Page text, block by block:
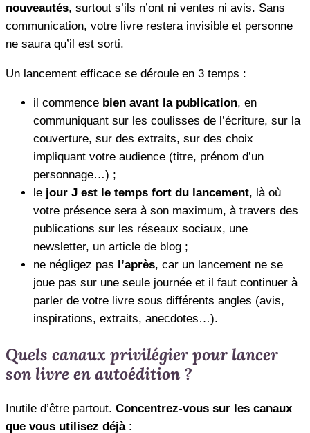
nouveautés, surtout s’ils n’ont ni ventes ni avis. Sans
communication, votre livre restera invisible et personne
ne saura qu’il est sorti.
Un lancement efficace se déroule en 3 temps :
il commence bien avant la publication, en
communiquant sur les coulisses de l’écriture, sur la
couverture, sur des extraits, sur des choix
impliquant votre audience (titre, prénom d’un
personnage…) ;
le jour J est le temps fort du lancement, là où
votre présence sera à son maximum, à travers des
publications sur les réseaux sociaux, une
newsletter, un article de blog ;
ne négligez pas l’après, car un lancement ne se
joue pas sur une seule journée et il faut continuer à
parler de votre livre sous différents angles (avis,
inspirations, extraits, anecdotes…).
Quels canaux privilégier pour lancer
son livre en autoédition ?
Inutile d’être partout. Concentrez-vous sur les canaux
que vous utilisez déjà: